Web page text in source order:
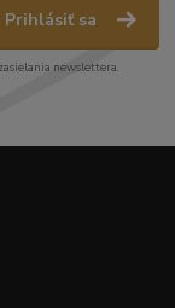
Prihlásiť sa
newslettera.